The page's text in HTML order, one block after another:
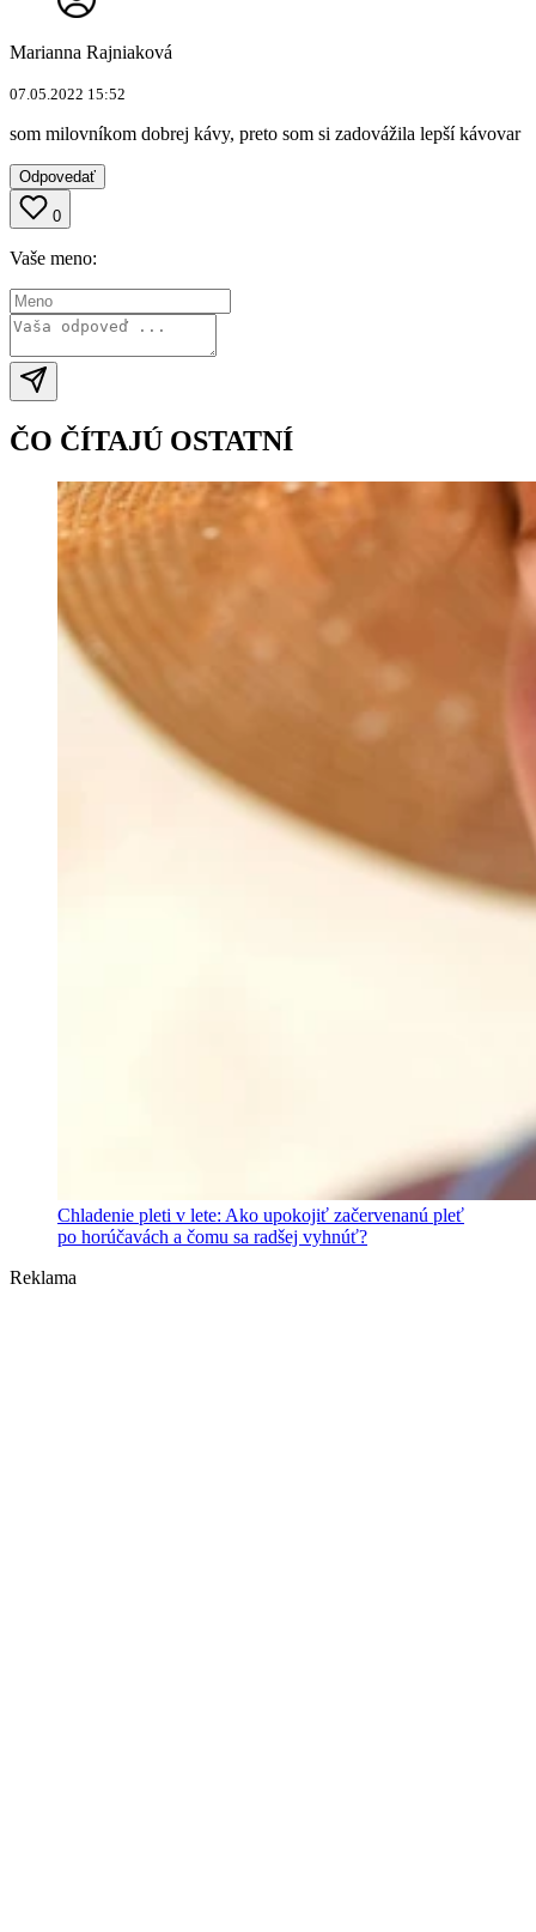
Marianna Rajniaková
07.05.2022 15:52
som milovníkom dobrej kávy, preto som si zadovážila lepší kávovar
Odpovedať
0
Vaše meno:
ČO ČÍTAJÚ OSTATNÍ
Chladenie pleti v lete: Ako upokojiť začervenanú pleť
po horúčavách a čomu sa radšej vyhnúť?
Reklama